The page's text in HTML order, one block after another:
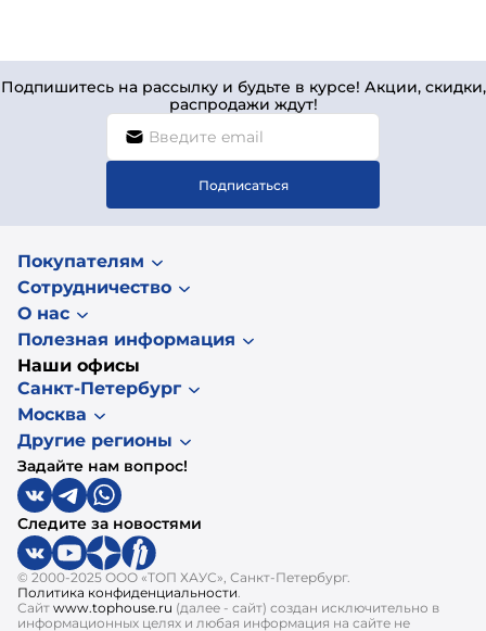
Подпишитесь на рассылку и будьте в курсе! Акции, скидки,
распродажи ждут!
Подписаться
Покупателям
Сотрудничество
О нас
Полезная информация
Наши офисы
Санкт-Петербург
Москва
Другие регионы
Задайте нам вопрос!
Следите за новостями
© 2000-2025 ООО «ТОП ХАУС», Санкт-Петербург.
Политика конфиденциальности.
Сайт www.tophouse.ru (далее - сайт) создан исключительно в
информационных целях и любая информация на сайте не